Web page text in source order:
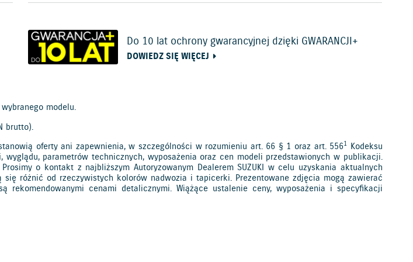
Do 10 lat ochrony gwarancyjnej dzięki GWARANCJI+
DOWIEDZ SIĘ WIĘCEJ
modelu.
brutto).
oferty ani zapewnienia, w szczególności w rozumieniu art. 66 § 1 oraz art. 5561 Kodeksu
parametrów technicznych, wyposażenia oraz cen modeli przedstawionych w publikacji.
o kontakt z najbliższym Autoryzowanym Dealerem SUZUKI w celu uzyskania aktualnych
różnić od rzeczywistych kolorów nadwozia i tapicerki. Prezentowane zdjęcia mogą zawierać
rekomendowanymi cenami detalicznymi. Wiążące ustalenie ceny, wyposażenia i specyfikacji